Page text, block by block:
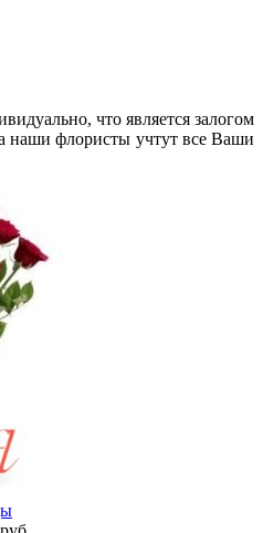
что является залогом
наши флористы учтут все Ваши